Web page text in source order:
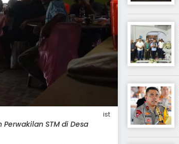
ist
STM di Desa